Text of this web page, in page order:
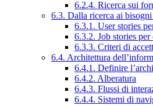
6.2.4. Ricerca sui
6.3. Dalla ricerca ai
6.3.1. User stories
6.3.2. Job stories
6.3.3. Criteri di
6.4. Architettura
6.4.1. Definire
6.4.2. Alberatura
6.4.3. Flussi di
6.4.4. Sistemi di